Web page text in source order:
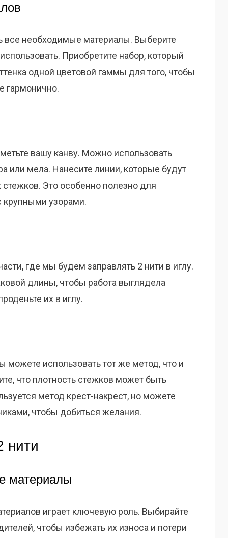
все необходимые материалы. Выберите
Приобретите набор, который
одной цветовой гаммы для того, чтобы
гармонично.
вашу канву. Можно использовать
или мела. Нанесите линии, которые будут
Это особенно полезно для
крупными узорами.
где мы будем заправлять 2 нити в иглу.
длины, чтобы работа выглядела
их в иглу.
использовать тот же метод, что и
что плотность стежков может быть
метод крест-накрест, но можете
чтобы добиться желания.
нити
материалы
играет ключевую роль. Выбирайте
чтобы избежать их износа и потери